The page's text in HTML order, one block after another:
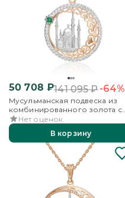
50 708 ₽141 095₽-64%
Мусульманская подвеска из
комбинированного золота с
фианитами
Нет оценок
В корзину